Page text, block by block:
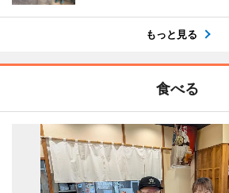
もっと見る
食べる